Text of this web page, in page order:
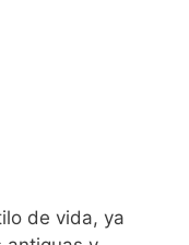
de vida, ya